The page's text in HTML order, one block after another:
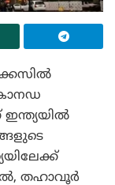
തഹാവൂർ